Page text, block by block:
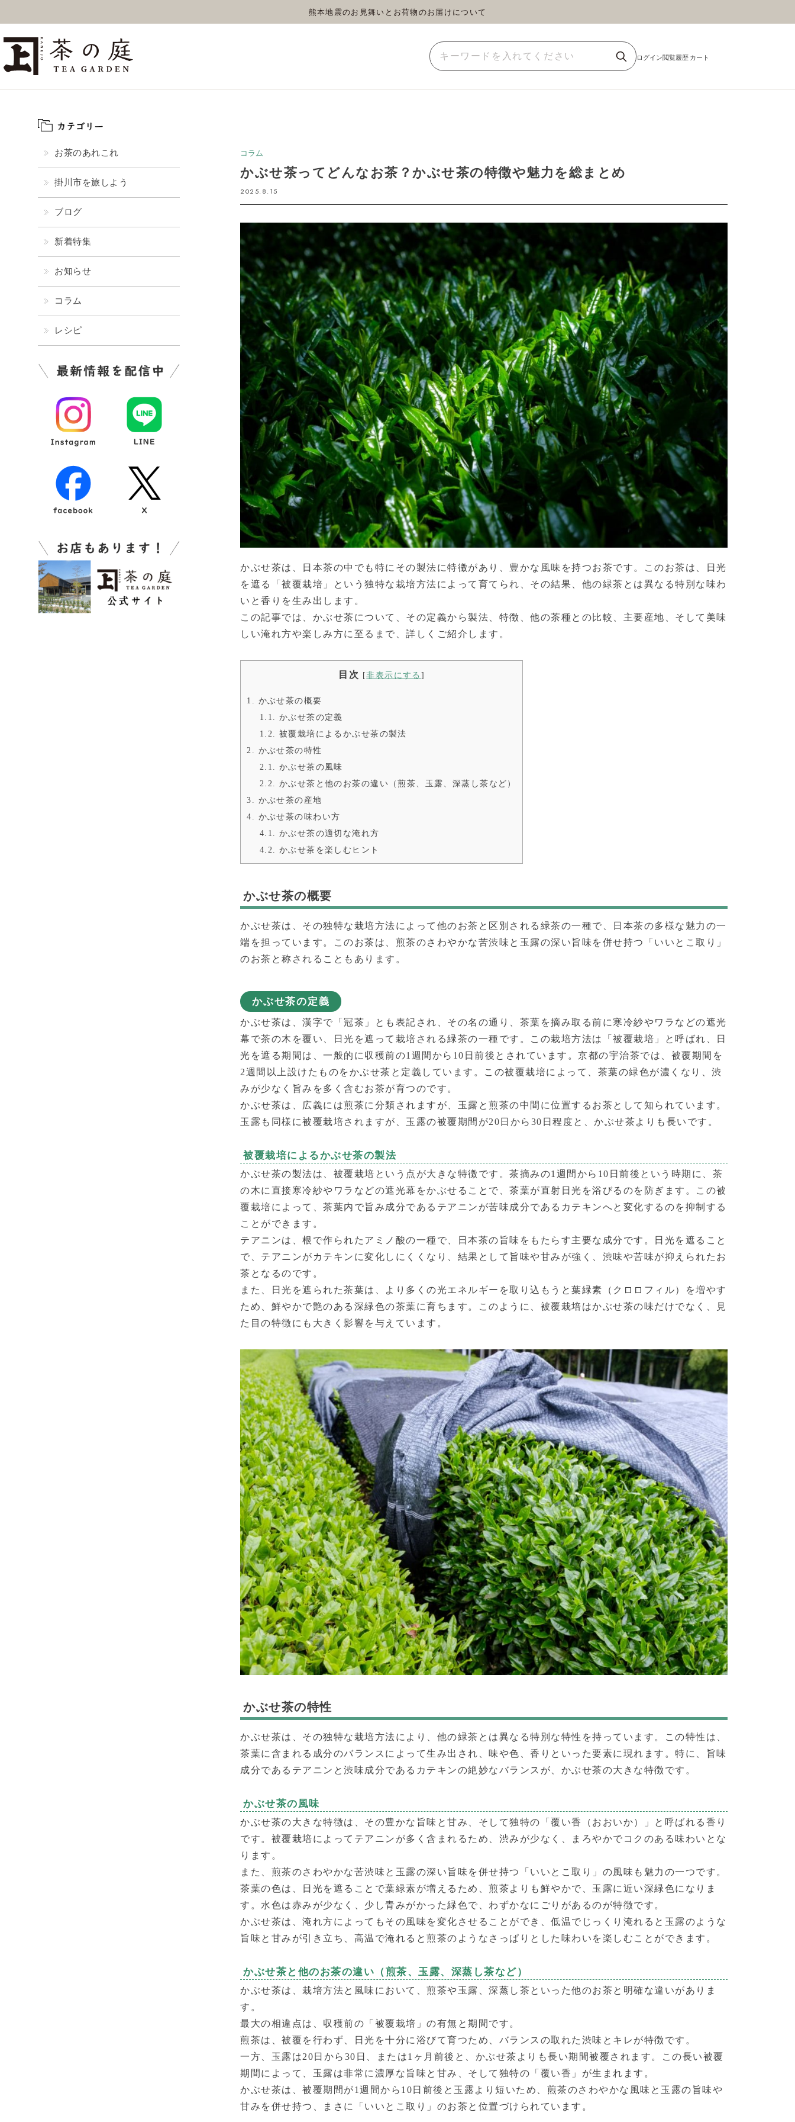
熊本地震のお見舞いとお荷物のお届けについて
水出し茶
抹茶 商品一覧
コラム
かぶせ茶ってどんなお茶？かぶせ茶の特徴や魅力を総まとめ
2025.8.15
かぶせ茶は、日本茶の中でも特にその製法に特徴があり、豊かな風味を持つお茶です。このお茶は、日光
を遮る「被覆栽培」という独特な栽培方法によって育てられ、その結果、他の緑茶とは異なる特別な味わ
いと香りを生み出します。
この記事では、かぶせ茶について、その定義から製法、特徴、他の茶種との比較、主要産地、そして美味
しい淹れ方や楽しみ方に至るまで、詳しくご紹介します。
目次 [非表示にする ]
1.
かぶせ茶の概要
1.1.
かぶせ茶の定義
1.2.
被覆栽培によるかぶせ茶の製法
2.
かぶせ茶の特性
2.1.
かぶせ茶の風味
2.2.
かぶせ茶と他のお茶の違い（煎茶、玉露、深蒸し茶など）
3.
かぶせ茶の産地
4.
かぶせ茶の味わい方
4.1.
かぶせ茶の適切な淹れ方
4.2.
かぶせ茶を楽しむヒント
かぶせ茶の概要
かぶせ茶は、その独特な栽培方法によって他のお茶と区別される緑茶の一種で、日本茶の多様な魅力の一
端を担っています。このお茶は、煎茶のさわやかな苦渋味と玉露の深い旨味を併せ持つ「いいとこ取り」
のお茶と称されることもあります。
かぶせ茶の定義
かぶせ茶は、漢字で「冠茶」とも表記され、その名の通り、茶葉を摘み取る前に寒冷紗やワラなどの遮光
幕で茶の木を覆い、日光を遮って栽培される緑茶の一種です。この栽培方法は「被覆栽培」と呼ばれ、日
光を遮る期間は、一般的に収穫前の1週間から10日前後とされています。京都の宇治茶では、被覆期間を
2週間以上設けたものをかぶせ茶と定義しています。この被覆栽培によって、茶葉の緑色が濃くなり、渋
みが少なく旨みを多く含むお茶が育つのです。
かぶせ茶は、広義には煎茶に分類されますが、玉露と煎茶の中間に位置するお茶として知られています。
玉露も同様に被覆栽培されますが、玉露の被覆期間が20日から30日程度と、かぶせ茶よりも長いです。
被覆栽培によるかぶせ茶の製法
かぶせ茶の製法は、被覆栽培という点が大きな特徴です。茶摘みの1週間から10日前後という時期に、茶
の木に直接寒冷紗やワラなどの遮光幕をかぶせることで、茶葉が直射日光を浴びるのを防ぎます。この被
覆栽培によって、茶葉内で旨み成分であるテアニンが苦味成分であるカテキンへと変化するのを抑制する
ことができます。
テアニンは、根で作られたアミノ酸の一種で、日本茶の旨味をもたらす主要な成分です。日光を遮ること
で、テアニンがカテキンに変化しにくくなり、結果として旨味や甘みが強く、渋味や苦味が抑えられたお
茶となるのです。
また、日光を遮られた茶葉は、より多くの光エネルギーを取り込もうと葉緑素（クロロフィル）を増やす
ため、鮮やかで艶のある深緑色の茶葉に育ちます。このように、被覆栽培はかぶせ茶の味だけでなく、見
た目の特徴にも大きく影響を与えています。
かぶせ茶の特性
かぶせ茶は、その独特な栽培方法により、他の緑茶とは異なる特別な特性を持っています。この特性は、
茶葉に含まれる成分のバランスによって生み出され、味や色、香りといった要素に現れます。特に、旨味
成分であるテアニンと渋味成分であるカテキンの絶妙なバランスが、かぶせ茶の大きな特徴です。
かぶせ茶の風味
かぶせ茶の大きな特徴は、その豊かな旨味と甘み、そして独特の「覆い香（おおいか）」と呼ばれる香り
です。被覆栽培によってテアニンが多く含まれるため、渋みが少なく、まろやかでコクのある味わいとな
ります。
また、煎茶のさわやかな苦渋味と玉露の深い旨味を併せ持つ「いいとこ取り」の風味も魅力の一つです。
茶葉の色は、日光を遮ることで葉緑素が増えるため、煎茶よりも鮮やかで、玉露に近い深緑色になりま
す。水色は赤みが少なく、少し青みがかった緑色で、わずかなにごりがあるのが特徴です。
かぶせ茶は、淹れ方によってもその風味を変化させることができ、低温でじっくり淹れると玉露のような
旨味と甘みが引き立ち、高温で淹れると煎茶のようなさっぱりとした味わいを楽しむことができます。
かぶせ茶と他のお茶の違い（煎茶、玉露、深蒸し茶など）
かぶせ茶は、栽培方法と風味において、煎茶や玉露、深蒸し茶といった他のお茶と明確な違いがありま
す。
最大の相違点は、収穫前の「被覆栽培」の有無と期間です。
煎茶は、被覆を行わず、日光を十分に浴びて育つため、バランスの取れた渋味とキレが特徴です。
一方、玉露は20日から30日、または1ヶ月前後と、かぶせ茶よりも長い期間被覆されます。この長い被覆
期間によって、玉露は非常に濃厚な旨味と甘み、そして独特の「覆い香」が生まれます。
かぶせ茶は、被覆期間が1週間から10日前後と玉露より短いため、煎茶のさわやかな風味と玉露の旨味や
甘みを併せ持つ、まさに「いいとこ取り」のお茶と位置づけられています。
お茶のあれこれ
掛川市を旅しよう
ブログ
新着特集
お知らせ
コラム
レシピ